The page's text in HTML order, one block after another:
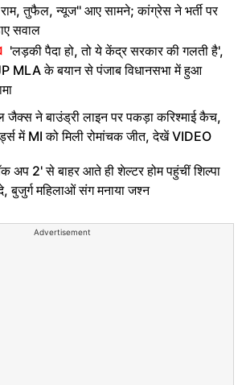
तुफैल, न्यूज'' आए सामने; कांग्रेस ने भर्ती पर
सवाल
'लड़की पैदा हो, तो ये केंद्र सरकार की गलती है',
MLA के बयान से पंजाब विधानसभा में हुआ
जैक्स ने बाउंड्री लाइन पर पकड़ा करिश्माई कैच,
में MI को मिली रोमांचक जीत, देखें VIDEO
अप 2' से बाहर आते ही शेल्टर होम पहुंचीं शिल्पा
बुजुर्ग महिलाओं संग मनाया जश्न
Advertisement